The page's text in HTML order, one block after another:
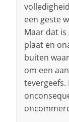
een geste
Maar dat
plaat en
buiten
om een
tevergeefs.